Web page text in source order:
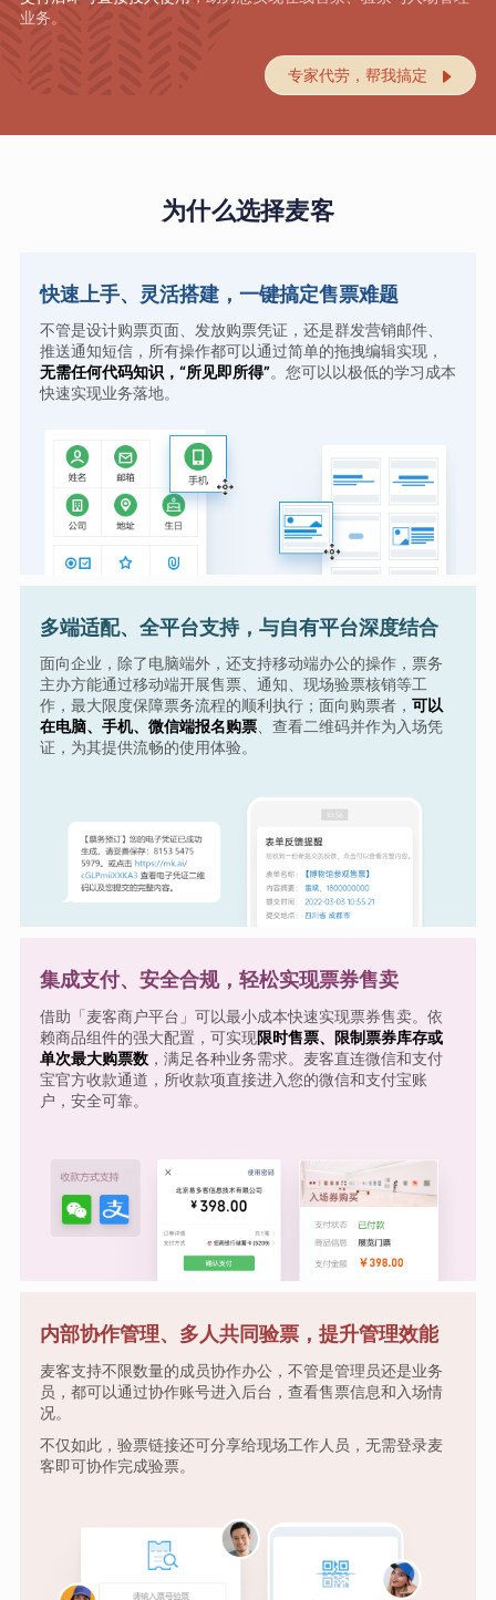
业务。
专家代劳，帮我搞定 
为什么选择麦客
快速上手、灵活搭建，一键搞定售票难题
不管是设计购票页面、发放购票凭证，还是群发营销邮件、
推送通知短信，所有操作都可以通过简单的拖拽编辑实现，
无需任何代码知识，“所见即所得”。您可以以极低的学习成本
快速实现业务落地。
多端适配、全平台支持，与自有平台深度结合
面向企业，除了电脑端外，还支持移动端办公的操作，票务
主办方能通过移动端开展售票、通知、现场验票核销等工
作，最大限度保障票务流程的顺利执行；面向购票者， 可以
在电脑、手机、微信端报名购票、查看二维码并作为入场凭
证，为其提供流畅的使用体验。
集成支付、安全合规，轻松实现票券售卖
借助「麦客商户平台」可以最小成本快速实现票券售卖。依
赖商品组件的强大配置，可实现限时售票、限制票券库存或
单次最大购票数，满足各种业务需求。麦客直连微信和支付
宝官方收款通道，所收款项直接进入您的微信和支付宝账
户，安全可靠。
内部协作管理、多人共同验票，提升管理效能
麦客支持不限数量的成员协作办公，不管是管理员还是业务
员，都可以通过协作账号进入后台，查看售票信息和入场情
况。
不仅如此，验票链接还可分享给现场工作人员，无需登录麦
客即可协作完成验票。